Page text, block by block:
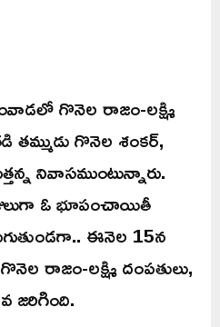
గొనెల రాజం-లక్ష్మి
తమ్ముడు గొనెల శంకర్,
నివాసముంటున్నారు.
ఓ భూపంచాయితీ
ఈనెల 15న
రాజం-లక్ష్మి దంపతులు,
జరిగింది.